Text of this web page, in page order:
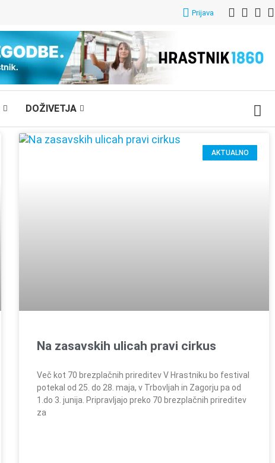
Prijava
DOŽIVETJA
AKTUALNO
Na zasavskih ulicah pravi cirkus
Več kot 70 brezplačnih prireditev V Hrastniku bo festival
potekal od 25. do 28. maja, v Trbovljah in Zagorju pa od
1.do 3. junija. Pripravljajo preko 70 brezplačnih prireditev
za